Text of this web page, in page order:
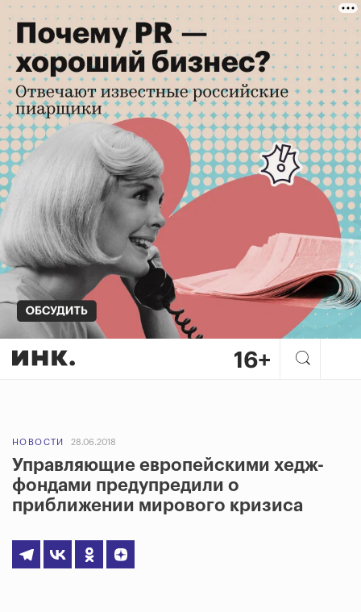
НОВОСТИ 28.06.2018
Управляющие европейскими хедж-
фондами предупредили о
приближении мирового кризиса